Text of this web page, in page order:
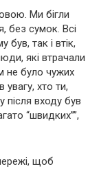
Ми бігли
без сумок. Всі
був, так і втік,
які втрачали
не було чужих
увагу, хто ти,
після входу був
“швидких””,
щоб